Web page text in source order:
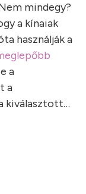
mindegy?
a kínaiak
használják a
a
a
kiválasztott…